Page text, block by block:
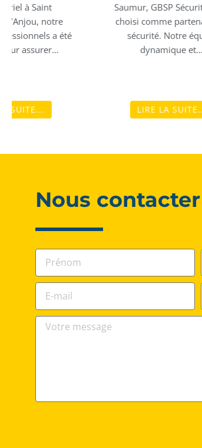
Saumur, GBSP Sécurité a été
choisi comme partenaire de
sécurité. Notre équipe
Nous contacter